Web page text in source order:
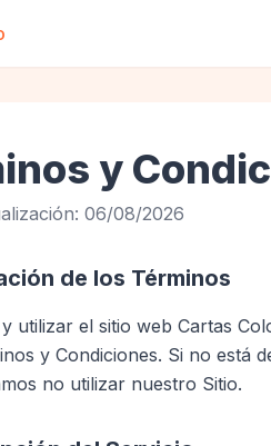
y
06/08/2026
de los Términos
utilizar el sitio web Cartas
y Condiciones. Si no está
no utilizar nuestro Sitio.